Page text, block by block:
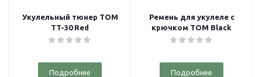
Укулельный тюнер TOM
TT-30 Red
Подробнее
Ремень для укулеле с
крючком TOM Black
Подробнее